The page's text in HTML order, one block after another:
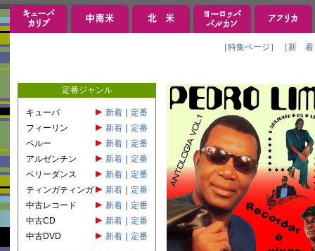
［特集ページ］ ［新 着
定番ジャンル
キューバ 新着
定番
フィーリン
新着
定番
ペルー
新着
定番
アルゼンチン
新着
定番
ベリーダンス
新着
定番
ティンガティンガ
新着
定番
中古レコード
新着
定番
中古CD
新着
定番
中古DVD
新着 定番